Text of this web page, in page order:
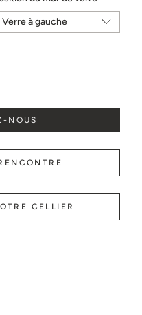
NOUS
CELLIER